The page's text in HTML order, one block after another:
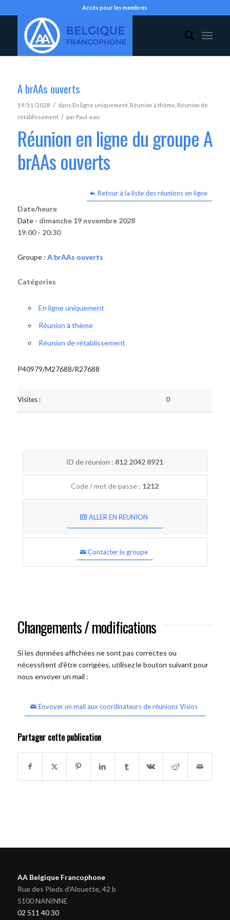
Accès pour les membres
A brAAs ouverts
19/11/2028 / dans En ligne uniquement, Réunion à thème Réunion de
rétablissement / par Paul-eau
Réunion en ligne du groupe A
brAAs ouverts
Retour à la liste des réunions en ligne
Date/heure
Date - dimanche 19 novembre 2028
19:00 - 20:30
Groupe : A brAAs ouverts
Catégories
En ligne uniquement
Réunion à thème
Réunion de rétablissement
P40979/M27688/R27688
Visites : 0
ID de réunion : 812 2042 8921
Code / mot de passe : 1212
ALLER EN REUNION
Contacter le groupe
Changements / modifications
Si les données affichées ne sont pas correctes ou
nécessitent d'être corrigées, utilisez le bouton suivant pour
nous envoyer un mail :
Envoyer un mail aux coordinateurs de réunions Visios
Partager cette publication
AA Belgique Francophone
Rue des Pieds d'Alouette, 42 b
5100 NANINNE
02 511 40 30